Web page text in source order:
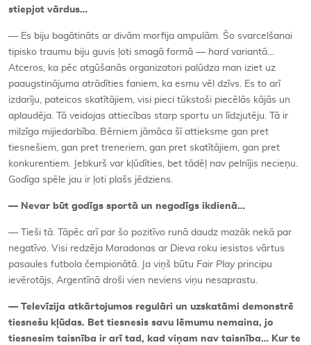
stiepjot vārdus…
— Es biju bagātināts ar divām morfija ampulām. Šo svarcelšanai
tipisko traumu biju guvis ļoti smagā formā — hard variantā…
Atceros, ka pēc atgūšanās organizatori palūdza man iziet uz
paaugstinājuma atrādīties faniem, ka esmu vēl dzīvs. Es to arī
izdarīju, pateicos skatītājiem, visi pieci tūkstoši piecēlās kājās un
aplaudēja. Tā veidojas attiecības starp sportu un līdzjutēju. Tā ir
milzīga mijiedarbība. Bērniem jāmāca šī attieksme gan pret
tiesnešiem, gan pret treneriem, gan pret skatītājiem, gan pret
konkurentiem. Jebkurš var kļūdīties, bet tādēļ nav pelnījis necieņu.
Godīga spēle jau ir ļoti plašs jēdziens.
— Nevar būt godīgs sportā un negodīgs ikdienā…
— Tieši tā. Tāpēc arī par šo pozitīvo runā daudz mazāk nekā par
negatīvo. Visi redzēja Maradonas ar Dieva roku iesistos vārtus
pasaules futbola čempionātā. Ja viņš būtu Fair Playprincipu
ievērotājs, Argentīnā droši vien neviens viņu nesaprastu.
— Televīzija atkārtojumos regulāri un uzskatāmi demonstrē
tiesnešu kļūdas. Bet tiesnesis savu lēmumu nemaina, jo
tiesnesim taisnība ir arī tad, kad viņam nav taisnība… Kur te